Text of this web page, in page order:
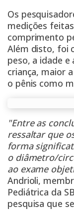
Os
medições
comprimento
Além disto, foi
peso, a idade
criança, maior
o pênis como
"Entre as
ressaltar que
forma
o diâmetro/
ao exame
Andrioli,
Pediátrica da
pesquisa que